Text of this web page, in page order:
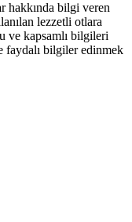
hakkında bilgi veren
lezzetli otlara
ve kapsamlı bilgileri
faydalı bilgiler edinmek